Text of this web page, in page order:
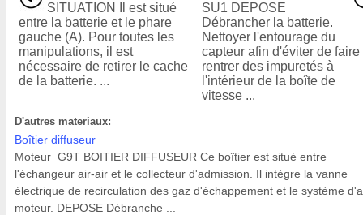
SITUATION Il est situé
entre la batterie et le phare
gauche (A). Pour toutes les
manipulations, il est
nécessaire de retirer le cache
de la batterie. ...
SU1 DEPOSE
Débrancher la batterie.
Nettoyer l'entourage du
capteur afin d'éviter de faire
rentrer des impuretés à
l'intérieur de la boîte de
vitesse ...
D'autres materiaux:
Boîtier diffuseur
Moteur G9T BOITIER DIFFUSEUR Ce boîtier est situé entre
l'échangeur air-air et le collecteur d'admission. Il intègre la vanne
électrique de recirculation des gaz d'échappement et le système
moteur. DEPOSE Débranche ...